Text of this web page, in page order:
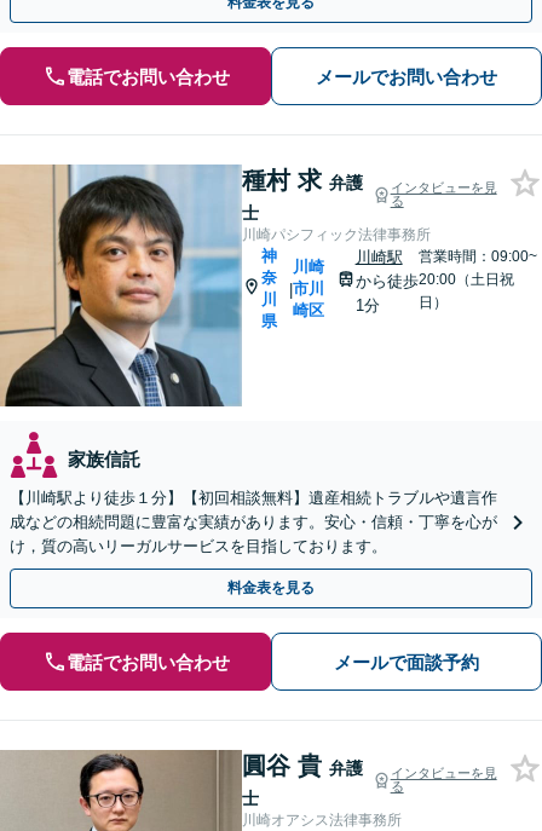
電話でお問い合わせ メールでお問い合わせ
種村 求 弁護
士
インタビューを見
る
川崎パシフィック法律事務所
神
奈
川
県
|
川崎
市川
崎区
川崎駅
から徒歩
1分
営業時間：09:00~
20:00（土日祝
日）
家族信託
【川崎駅より徒歩１分】【初回相談無料】遺産相続トラブルや遺言作
成などの相続問題に豊富な実績があります。安心・信頼・丁寧を心が
け，質の高いリーガルサービスを目指しております。
料金表を見る
電話でお問い合わせ メールで面談予約
圓谷 貴 弁護
士
インタビューを見
る
川崎オアシス法律事務所